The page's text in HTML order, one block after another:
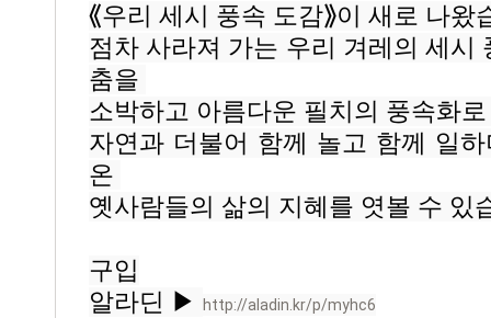
⟪우리 세시 풍속 도감⟫이 새로 나왔
점차 사라져 가는 우리 겨레의 세시
춤을
소박하고 아름다운 필치의 풍속화
자연과 더불어 함께 놀고 함께 일
온
옛사람들의 삶의 지혜를 엿볼 수 있
구입
알라딘 ▶
http://aladin.kr/p/myhc6